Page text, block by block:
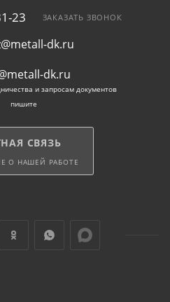
23 ЗАКАЗАТЬ ЗВОНОК
dk.ru
dk.ru
и запросам документов
пишите
СВЯЗЬ
О НАШЕЙ РАБОТЕ